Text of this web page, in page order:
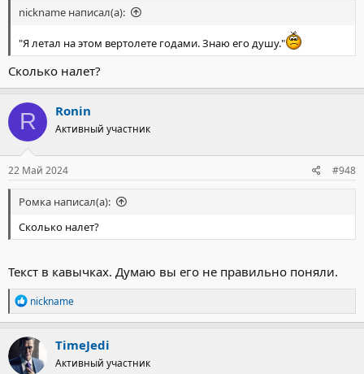
nickname написал(а):
"Я летал на этом вертолете годами. Знаю его душу."
Сколько налет?
R Ronin
Активный участник
22 Май 2024 #948
Ромка написал(а):
Сколько налет?
Текст в кавычках. Думаю вы его не правильно поняли.
Р
е
а
к
ц
и
nickname
TimeJedi
Активный участник